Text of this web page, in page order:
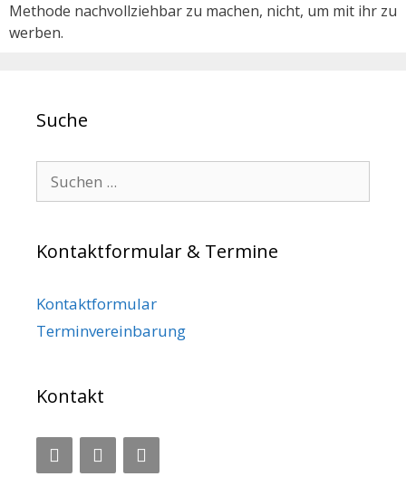
Methode nachvollziehbar zu machen, nicht, um mit ihr zu
werben.
Suche
Search for:
Kontaktformular & Termine
Kontaktformular
Terminvereinbarung
Kontakt